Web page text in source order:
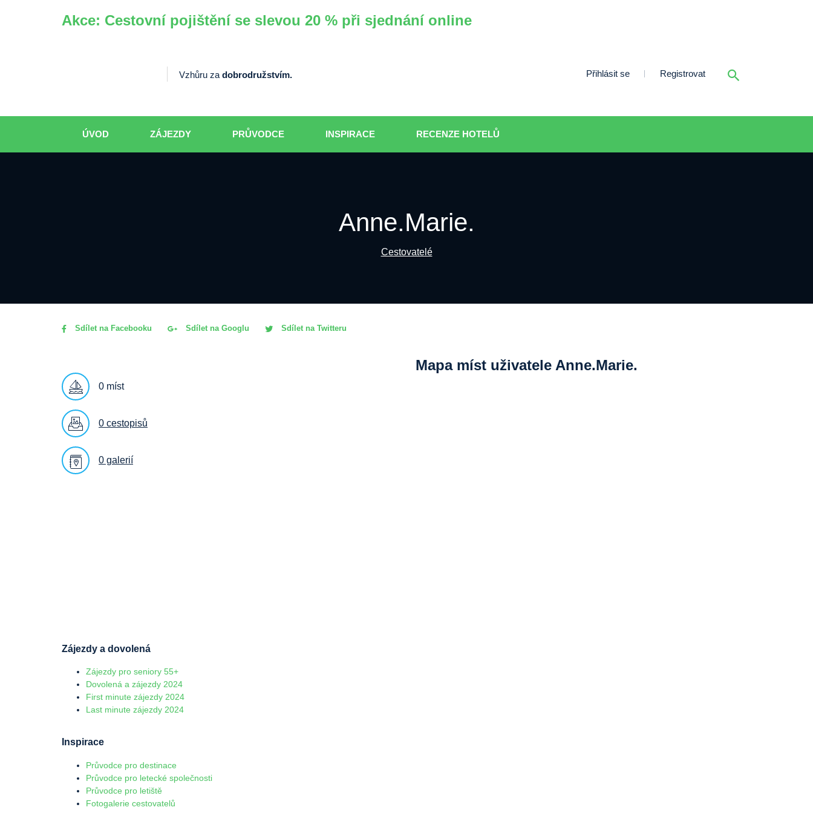
Akce: Cestovní pojištění se slevou 20 % při sjednání online
Vzhůru za dobrodružstvím. Přihlásit se Registrovat
ÚVOD ZÁJEZDY PRŮVODCE INSPIRACE RECENZE HOTELŮ
Anne.Marie.
Cestovatelé
Sdílet na Facebooku Sdílet na Googlu Sdílet na Twitteru
0 míst
0 cestopisů
0 galerií
Mapa míst uživatele Anne.Marie.
Zájezdy a dovolená
Zájezdy pro seniory 55+
Dovolená a zájezdy 2024
First minute zájezdy 2024
Last minute zájezdy 2024
Inspirace
Průvodce pro destinace
Průvodce pro letecké společnosti
Průvodce pro letiště
Fotogalerie cestovatelů